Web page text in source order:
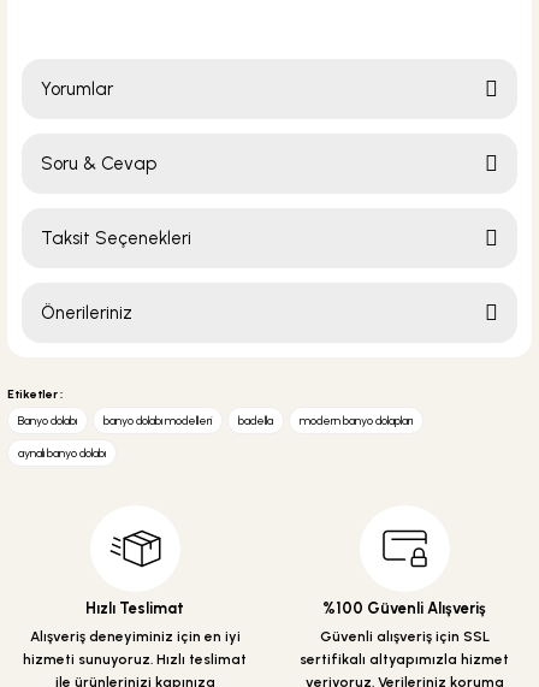
Yorumlar
Soru & Cevap
Taksit Seçenekleri
Önerileriniz
yetersiz gördüğünüz noktaları öneri formunu kullanarak tarafımıza
Görüş ve önerileriniz için teşekkür ederiz.
Ürün açıklamasında eksik bilgiler bulunuyor.
Ürün bilgilerinde hatalar bulunuyor.
Bu ürüne benzer farklı alternatifler olmalı.
Etiketler :
Banyo dolabı
banyo dolabı modelleri badella modern banyo dolapları
aynalı banyo dolabı
Hızlı Teslimat
Alışveriş deneyiminiz için en iyi
hizmeti sunuyoruz. Hızlı teslimat
ile ürünlerinizi kapınıza
%100 Güvenli Alışveriş
Güvenli alışveriş için SSL
sertifikalı altyapımızla hizmet
veriyoruz. Verileriniz koruma